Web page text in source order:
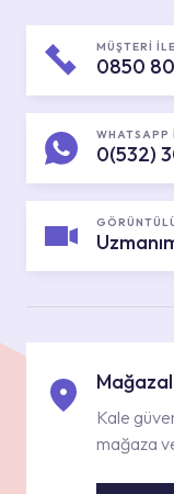
MÜŞTERİ
0850
WHATSAPP
0(532)
Kale
mağaza